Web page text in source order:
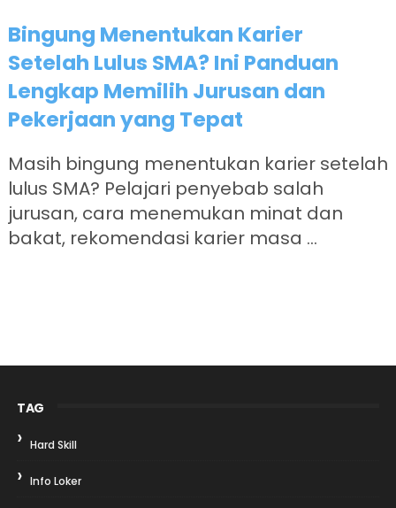
Bingung Menentukan Karier
Setelah Lulus SMA? Ini Panduan
Lengkap Memilih Jurusan dan
Pekerjaan yang Tepat
Masih bingung menentukan karier setelah
lulus SMA? Pelajari penyebab salah
jurusan, cara menemukan minat dan
bakat, rekomendasi karier masa ...
TAG
Hard Skill
Info Loker